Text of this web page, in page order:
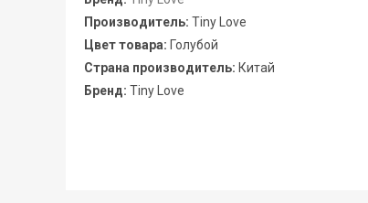
Производитель: Tiny Love
Цвет товара: Голубой
Страна производитель: Китай
Бренд: Tiny Love